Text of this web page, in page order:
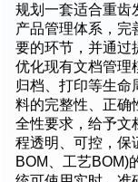
规划一套适合重齿
产品管理体系，完
要的环节，并通过
优化现有文档管理
归档、打印等生命
料的完整性、正确
全性要求，给予文
程透明、可控，保
BOM、工艺BOM)